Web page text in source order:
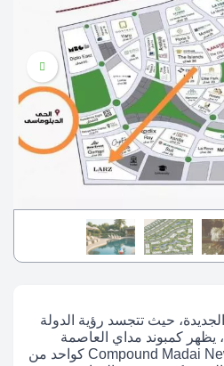
حيث تتجسد رؤية الدولة
يظهر كمبوند مداي العاصمة
الإدارية الجديدة Compound Madai New Capital كواحد من